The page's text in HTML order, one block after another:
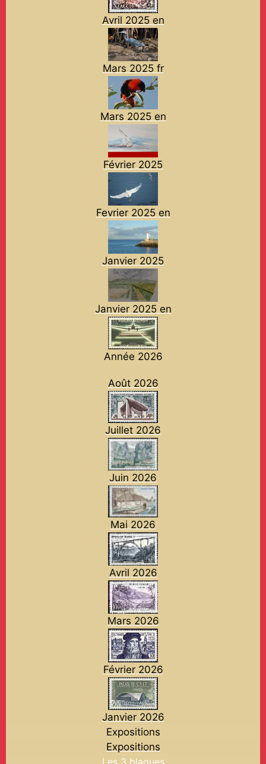
Avril 2025 en
Mars 2025 fr
Mars 2025 en
Février 2025
Fevrier 2025 en
Janvier 2025
Janvier 2025 en
Année 2026
Août 2026
Juillet 2026
Juin 2026
Mai 2026
Avril 2026
Mars 2026
Février 2026
Janvier 2026
Expositions
Expositions
Les 3 blagues